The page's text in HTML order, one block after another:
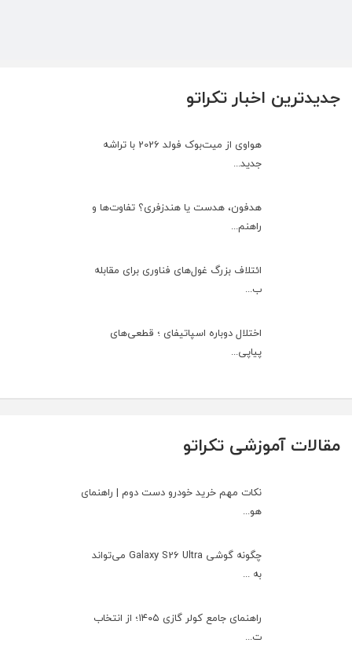
جدیدترین اخبار تکراتو
هواوی از میت‌بوک فولد 2026 با تراشه
جدید...
هدفون، هدست یا هندزفری؟ تفاوت‌ها و
راهنم...
ائتلاف بزرگ غول‌های فناوری برای مقابله
ب...
اختلال دوباره اسپاتیفای ؛ قطعی‌های
پیاپی...
مقالات آموزشی تکراتو
نکات مهم خرید خودرو دست دوم | راهنمای
هو...
چگونه گوشی Galaxy S26 Ultra می‌تواند
به ...
راهنمای جامع کولر گازی ۱۴۰۵؛ از انتخاب
ت...